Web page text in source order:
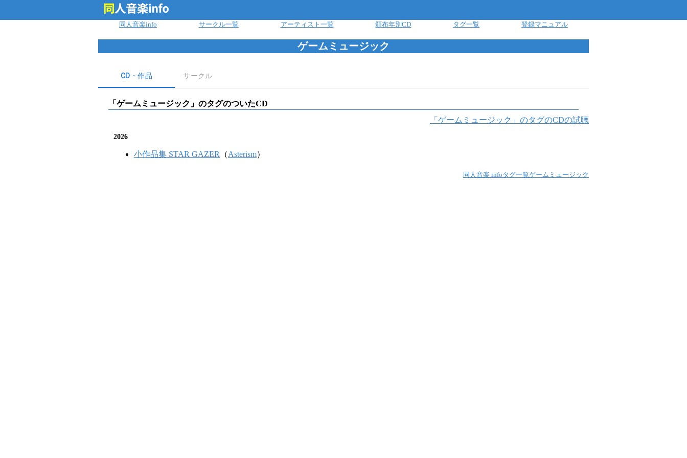
同人音楽info サークル一覧 アーティスト一覧 頒布年別CD タグ一覧 登録マニュアル
ゲームミュージック
CD・作品 サークル
「 ゲームミュージック 」のタグのついたCD
「 ゲームミュージック 」のタグのCDの試聴
2026
小作品集 STAR GAZER （Asterism）
同人音楽 infoタグ一覧ゲームミュージック